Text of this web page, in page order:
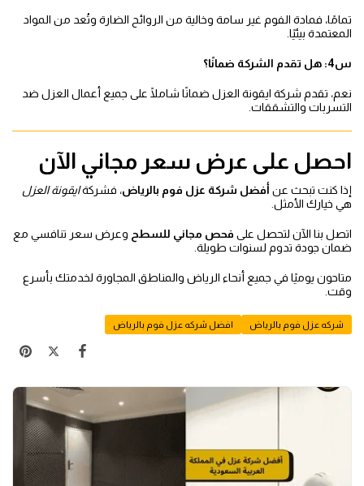
تمامًا، فمادة الفوم غير سامة وخالية من الروائح الضارة وتُعد من المواد
المعتمدة بيئيًا.
س4: هل تقدم الشركة ضمانًا؟
نعم، تقدم شركة ايقونة العزل ضمانًا شاملًا على جميع أعمال العزل ضد
التسربات والتشققات.
احصل على عرض سعر مجاني الآن
إذا كنت تبحث عنأفضل شركة عزل فوم بالرياض، فشركةايقونة العزل
هي خيارك الأمثل.
اتصل بنا الآن لتحصل على فحص مجاني للسطح وعرض سعر تنافسي مع
ضمان جودة تدوم لسنوات طويلة.
متاحون يوميًا في جميع أنحاء الرياض والمناطق المجاورة لخدمتك بأسرع
وقت.
شركه عزل فوم بالرياض افضل شركه عزل فوم بالرياض